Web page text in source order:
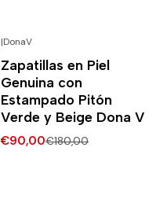
|DonaV
Zapatillas en Piel
Genuina con
Estampado Pitón
Verde y Beige Dona V
€90,00€180,00